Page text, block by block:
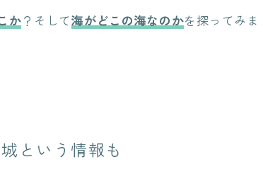
か？そして海がどこの海なのかを探ってみま
という情報も